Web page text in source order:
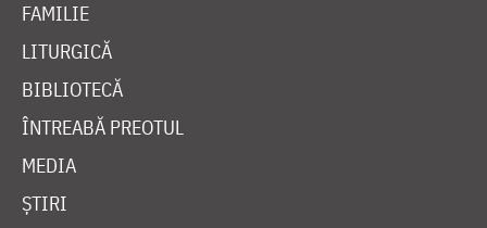
FAMILIE
LITURGICĂ
BIBLIOTECĂ
ÎNTREABĂ PREOTUL
MEDIA
ȘTIRI